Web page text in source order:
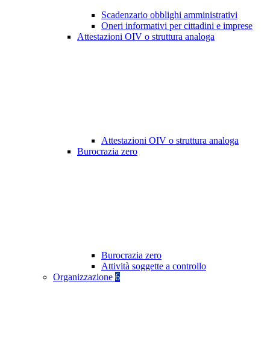
Scadenzario obblighi amministrativi
Oneri informativi per cittadini e imprese
Attestazioni OIV o struttura analoga
Attestazioni OIV o struttura analoga
Burocrazia zero
Burocrazia zero
Attività soggette a controllo
Organizzazione 6